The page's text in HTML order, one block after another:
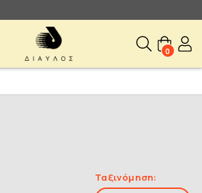
0
Ταξινόμηση: